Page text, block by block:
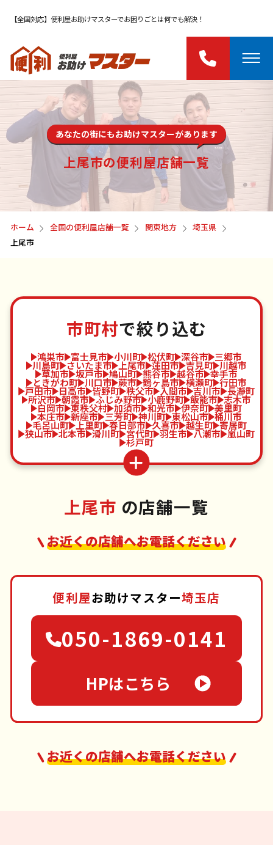
【全国対応】便利屋お助けマスターでお困りごとは何でも解決！
あなたの街にもお助けマスターがあります
上尾市の便利屋店舗一覧
ホーム 全国の便利屋店舗一覧 関東地方
埼玉県
上尾市
市町村で絞り込む
鴻巣市 富士見市 小川町 松伏町 深谷市 三郷市
川島町 さいたま市 上尾市 蓮田市 吉見町 川越市
草加市 坂戸市 鳩山町 熊谷市 越谷市 幸手市
ときがわ町 川口市 蕨市 鶴ヶ島市 横瀬町 行田市
戸田市 日高市 皆野町 秩父市 入間市 吉川市 長瀞町
所沢市 朝霞市 ふじみ野市 小鹿野町 飯能市 志木市
白岡市 東秩父村 加須市 和光市 伊奈町 美里町
本庄市 新座市 三芳町 神川町 東松山市 桶川市
毛呂山町 上里町 春日部市 久喜市 越生町 寄居町
狭山市 北本市 滑川町 宮代町 羽生市 八潮市 嵐山町
杉戸町
上尾市 の店舗一覧
お近くの店舗へお電話ください
便利屋お助けマスター埼玉店
050-1869-0141
HPはこちら
お近くの店舗へお電話ください